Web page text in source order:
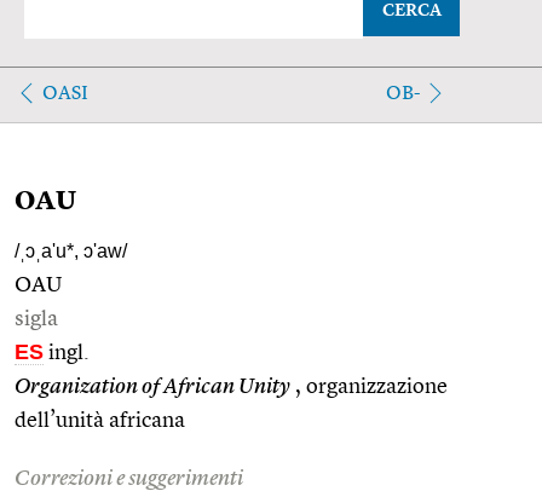
CERCA
OASI OB-
OAU
/ˌɔˌa'u*, ɔ'aw/
OAU
sigla
ES ingl.
Organization of African Unity , organizzazione
dell’unità africana
Correzioni e suggerimenti